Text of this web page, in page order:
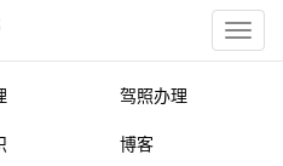
驾照办理
博客